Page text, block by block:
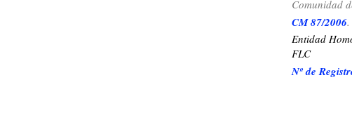
Comunidad
CM 87/2006.
Entidad
FLC
Nº de